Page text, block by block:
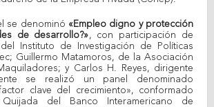
se denominó «Empleo digno y protección
de desarrollo?», con participación de
Instituto de Investigación de Políticas
Guillermo Matamoros, de la Asociación
y Carlos H. Reyes, dirigente
se realizó un panel denominado
clave del crecimiento», conformado
del Banco Interamericano de